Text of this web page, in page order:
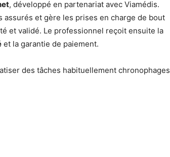
, développé en partenariat avec Viamédis.
et gère les prises en charge de bout
et validé. Le professionnel reçoit ensuite la
et la garantie de paiement.
des tâches habituellement chronophages